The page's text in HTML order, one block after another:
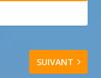
SUIVANT